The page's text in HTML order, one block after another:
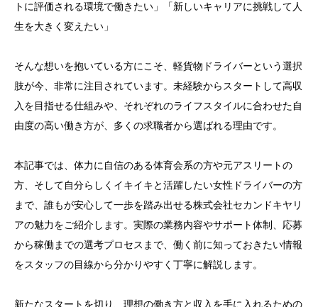
トに評価される環境で働きたい」「新しいキャリアに挑戦して人
生を大きく変えたい」
そんな想いを抱いている方にこそ、軽貨物ドライバーという選択
肢が今、非常に注目されています。未経験からスタートして高収
入を目指せる仕組みや、それぞれのライフスタイルに合わせた自
由度の高い働き方が、多くの求職者から選ばれる理由です。
本記事では、体力に自信のある体育会系の方や元アスリートの
方、そして自分らしくイキイキと活躍したい女性ドライバーの方
まで、誰もが安心して一歩を踏み出せる株式会社セカンドキヤリ
アの魅力をご紹介します。実際の業務内容やサポート体制、応募
から稼働までの選考プロセスまで、働く前に知っておきたい情報
をスタッフの目線から分かりやすく丁寧に解説します。
新たなスタートを切り、理想の働き方と収入を手に入れるための